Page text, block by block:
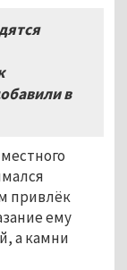
в
привлёк
ему
а камни